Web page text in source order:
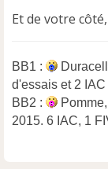
Et de votre
BB1 :
d'essais et 2 IAC
BB2 :
2015. 6 IAC, 1